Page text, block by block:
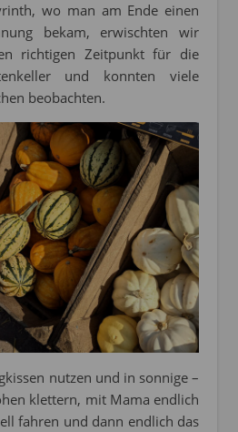
wo man am Ende einen
bekam, erwischten wir
richtigen Zeitpunkt für die
und konnten viele
beobachten.
nutzen und in sonnige –
klettern, mit Mama endlich
fahren und dann endlich das